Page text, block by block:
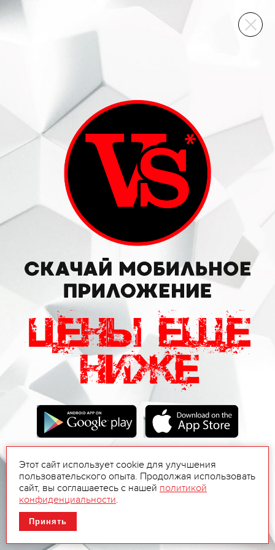
ВИННЫЙ СКЛАД
Этот сайт использует cookie для улучшения
пользовательского опыта. Продолжая использовать
сайт, вы соглашаетесь с нашей политикой
конфиденциальности.
Принять